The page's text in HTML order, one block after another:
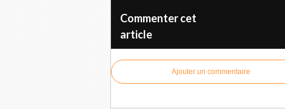
Commenter cet
article
Ajouter un commentaire